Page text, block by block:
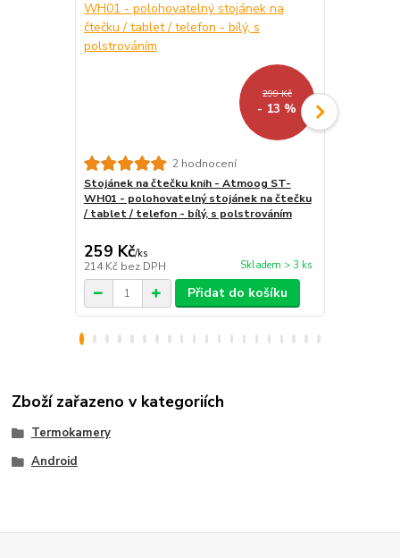
299 Kč
- 13 %
2 hodnocení
Stojánek na čtečku knih - Atmoog ST-
WH01 - polohovatelný stojánek na čtečku
/ tablet / telefon - bílý, s polstrováním
259 Kč/ks
214 Kč bez DPH Skladem > 3 ks
Přidat do košíku
Zboží zařazeno v kategoriích
Termokamery
Android